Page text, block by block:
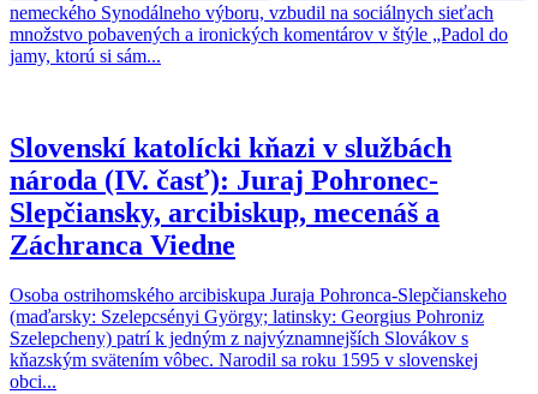
nemeckého Synodálneho výboru, vzbudil na sociálnych sieťach
množstvo pobavených a ironických komentárov v štýle „Padol do
jamy, ktorú si sám...
Slovenskí katolícki kňazi v službách
národa (IV. časť): Juraj Pohronec-
Slepčiansky, arcibiskup, mecenáš a
Záchranca Viedne
Osoba ostrihomského arcibiskupa Juraja Pohronca-Slepčianskeho
(maďarsky: Szelepcsényi György; latinsky: Georgius Pohroniz
Szelepcheny) patrí k jedným z najvýznamnejších Slovákov s
kňazským svätením vôbec. Narodil sa roku 1595 v slovenskej
obci...